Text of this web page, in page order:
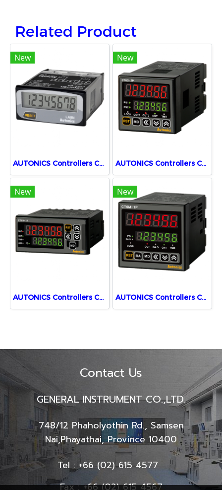
Related Product
New
AUTONICS Controllers Counters LA8N-BN
New
AUTONICS Controllers Counters CT6S-2P2
New
AUTONICS Controllers Counters CT6Y-1P4
New
AUTONICS Controllers Counters CT6M-1P2
Contact Us
GENERAL INSTRUMENT CO.,LTD.
748/12 Phaholyothin Rd., Samsen
Nai,Phayathai, Province 10400
Tel : +66 (02) 615 4577
Fax : +66 (02) 615 4567